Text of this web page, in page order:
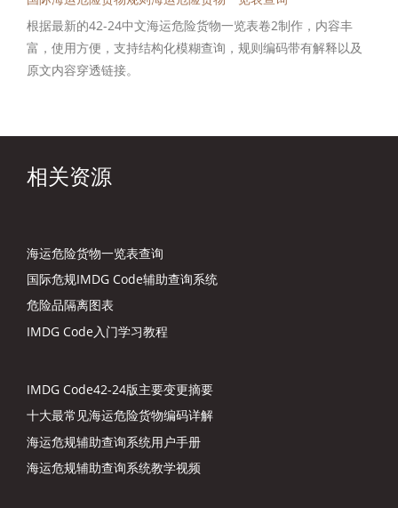
根据最新的42-24中文海运危险货物一览表卷2制作，内容丰
富，使用方便，支持结构化模糊查询，规则编码带有解释以及
原文内容穿透链接。
相关资源
海运危险货物一览表查询
国际危规IMDG Code辅助查询系统
危险品隔离图表
IMDG Code入门学习教程
IMDG Code42-24版主要变更摘要
十大最常见海运危险货物编码详解
海运危规辅助查询系统用户手册
海运危规辅助查询系统教学视频